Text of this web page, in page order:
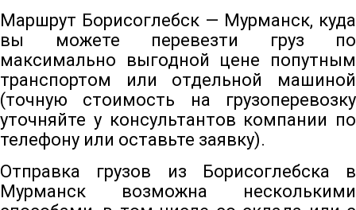
Маршрут Борисоглебск — Мурманск, куда
вы можете перевезти груз по
максимально выгодной цене попутным
транспортом или отдельной машиной
(точную стоимость на грузоперевозку
уточняйте у консультантов компании по
телефону или оставьте заявку).
Отправка грузов из Борисоглебска в
Мурманск возможна несколькими